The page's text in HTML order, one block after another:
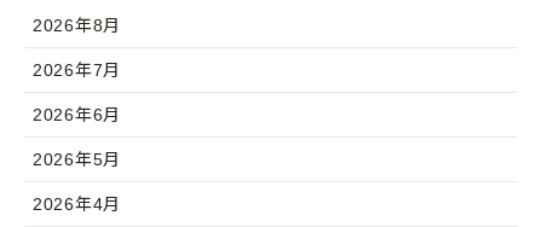
2026年8月
2026年7月
2026年6月
2026年5月
2026年4月